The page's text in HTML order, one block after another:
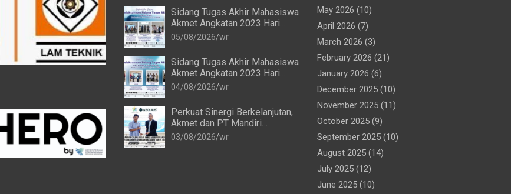
Sidang Tugas Akhir Mahasiswa
Akmet Angkatan 2023 Hari
Keenam Berlangsung Lancar
05/08/2026 wr
Sidang Tugas Akhir Mahasiswa
Akmet Angkatan 2023 Hari
Keempat dan Kelima
04/08/2026 wr
Perkuat Sinergi Berkelanjutan,
Akmet dan PT Mandiri
Transforma Global (MTG)
03/08/2026 wr
May 2026 (10)
April 2026 (7)
March 2026 (3)
February 2026 (21)
January 2026 (6)
December 2025(10)
November 2025(11)
October 2025(9)
September 2025(10)
August 2025(14)
July 2025(12)
June 2025(10)